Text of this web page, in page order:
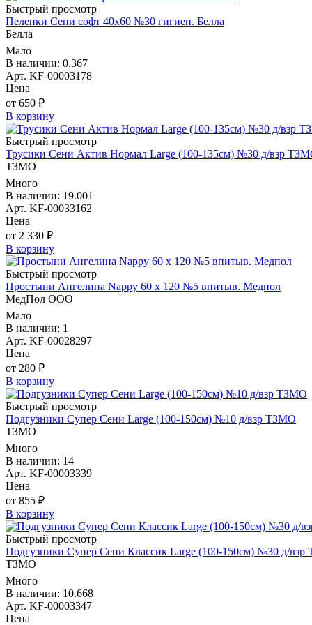
Быстрый просмотр
Пеленки Сени софт 40х60 №30 гигиен. Белла
Белла
Мало
В наличии: 0.367
Арт. KF-00003178
Цена
от 650 ₽
В корзину
Быстрый просмотр
Трусики Сени Актив Нормал Large (100-135см) №30 д/взр
ТЗМО
Много
В наличии: 19.001
Арт. KF-00033162
Цена
от 2 330 ₽
В корзину
Быстрый просмотр
Простыни Ангелина Nappy 60 х 120 №5 впитыв. Медпол
МедПол ООО
Мало
В наличии: 1
Арт. KF-00028297
Цена
от 280 ₽
В корзину
Быстрый просмотр
Подгузники Супер Сени Large (100-150см) №10 д/взр ТЗМО
ТЗМО
Много
В наличии: 14
Арт. KF-00003339
Цена
от 855 ₽
В корзину
Быстрый просмотр
Подгузники Супер Сени Классик Large (100-150см) №30 д/
ТЗМО
Много
В наличии: 10.668
Арт. KF-00003347
Цена